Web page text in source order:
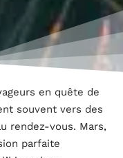
en quête de
souvent vers des
rendez-vous. Mars,
parfaite